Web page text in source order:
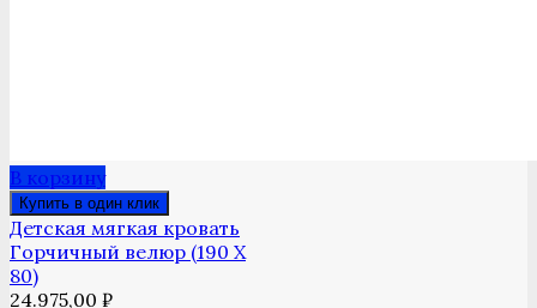
В корзину
Купить в один клик
Детская мягкая кровать
Горчичный велюр (190 Х
80)
24.975,00 ₽